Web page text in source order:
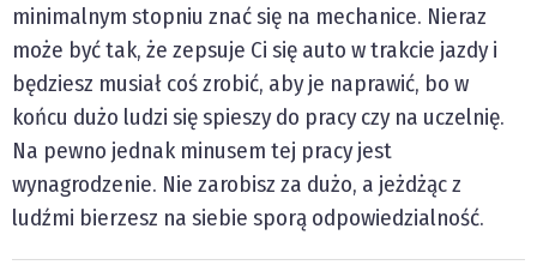
minimalnym stopniu znać się na mechanice. Nieraz
może być tak, że zepsuje Ci się auto w trakcie jazdy i
będziesz musiał coś zrobić, aby je naprawić, bo w
końcu dużo ludzi się spieszy do pracy czy na uczelnię.
Na pewno jednak minusem tej pracy jest
wynagrodzenie. Nie zarobisz za dużo, a jeżdżąc z
ludźmi bierzesz na siebie sporą odpowiedzialność.